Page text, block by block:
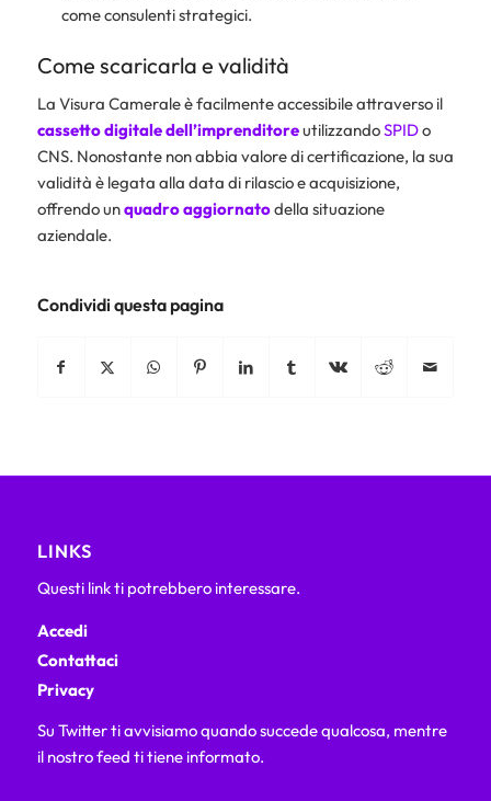
come consulenti strategici.
Come scaricarla e validità
La Visura Camerale è facilmente accessibile attraverso il
cassetto digitale dell’imprenditoreutilizzandoSPIDo
CNS. Nonostante non abbia valore di certificazione, la sua
validità è legata alla data di rilascio e acquisizione,
offrendo unquadro aggiornatodella situazione
aziendale.
Condividi questa pagina
LINKS
Questi link ti potrebbero interessare.
Accedi
Contattaci
Privacy
Su Twitter ti avvisiamo quando succede qualcosa, mentre
il nostro feed ti tiene informato.